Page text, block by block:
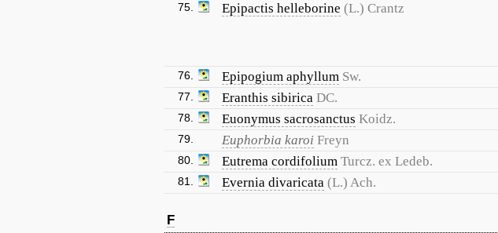
75.
Epipactis helleborine (L.) Crantz
76.
Epipogium aphyllum Sw.
77.
Eranthis sibirica DC.
78.
Euonymus sacrosanctus Koidz.
79.
Euphorbia karoi Freyn
80.
Eutrema cordifolium Turcz. ex Ledeb.
81.
Evernia divaricata (L.) Ach.
F